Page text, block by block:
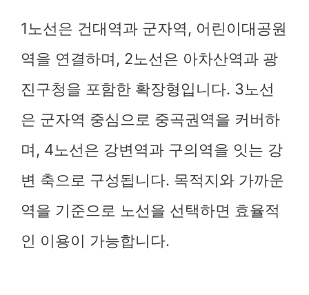
1노선은 건대역과 군자역, 어린이대공원
역을 연결하며, 2노선은 아차산역과 광
진구청을 포함한 확장형입니다. 3노선
은 군자역 중심으로 중곡권역을 커버하
며, 4노선은 강변역과 구의역을 잇는 강
변 축으로 구성됩니다. 목적지와 가까운
역을 기준으로 노선을 선택하면 효율적
인 이용이 가능합니다.